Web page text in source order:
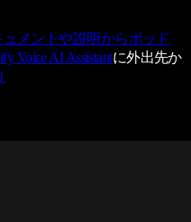
ュメントや説明からポッド
Voice AI Assistantに外出先か